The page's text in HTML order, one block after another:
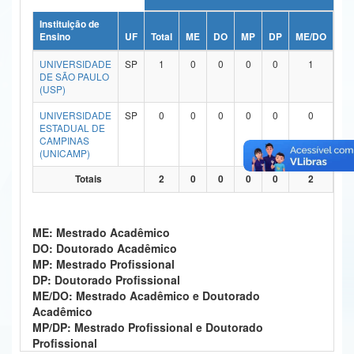
Ministério da Ciência, Tecnologia, Inovações e Comunicações
Ministério do Meio Ambiente
Ministério do Turismo
Ministério do Desenvolvimento Regional
Controladoria-Geral da União
Ministério da Mulher, da Família e dos Direitos Humanos
Secretaria de Governo
Gabinete de Segurança Institucional
Advocacia-Geral da União
Banco Central do Brasil
Instituição de
Ensino
UF Total ME DO MP DP ME/DO
UNIVERSIDADE
DE SÃO PAULO
(USP)
SP 1 0 0 0 0 1
UNIVERSIDADE
ESTADUAL DE
CAMPINAS
(UNICAMP)
SP 0 0 0 0 0 0
Totais 2 0 0 0 0 2
ME: Mestrado Acadêmico
DO: Doutorado Acadêmico
MP: Mestrado Profissional
DP: Doutorado Profissional
ME/DO: Mestrado Acadêmico e Doutorado
Acadêmico
MP/DP: Mestrado Profissional e Doutorado
Profissional